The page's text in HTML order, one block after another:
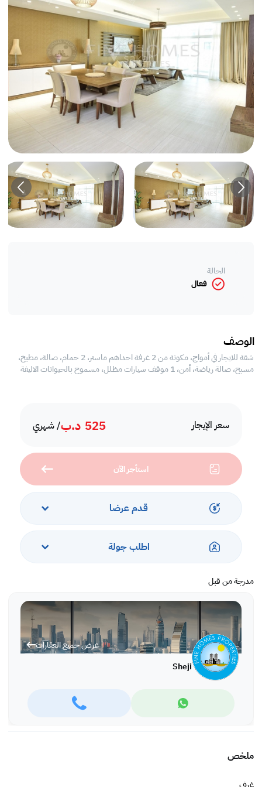
سعر الإيجار 525 د.ب/ شهري
استأجر الآن
قدم عرضا
اطلب جولة
مدرجة من قبل
عرض جميع العقارات
Sheji
الحالة
فعال
الوصف
شقة للايجار في أمواج، مكونة من 2 غرفة احداهم ماستر، 2 حمام، صالة، مطبخ،
مسبح، صالة رياضة، أمن، 1 موقف سيارات مظلل، مسموح بالحيوانات الاليفة
ملخص